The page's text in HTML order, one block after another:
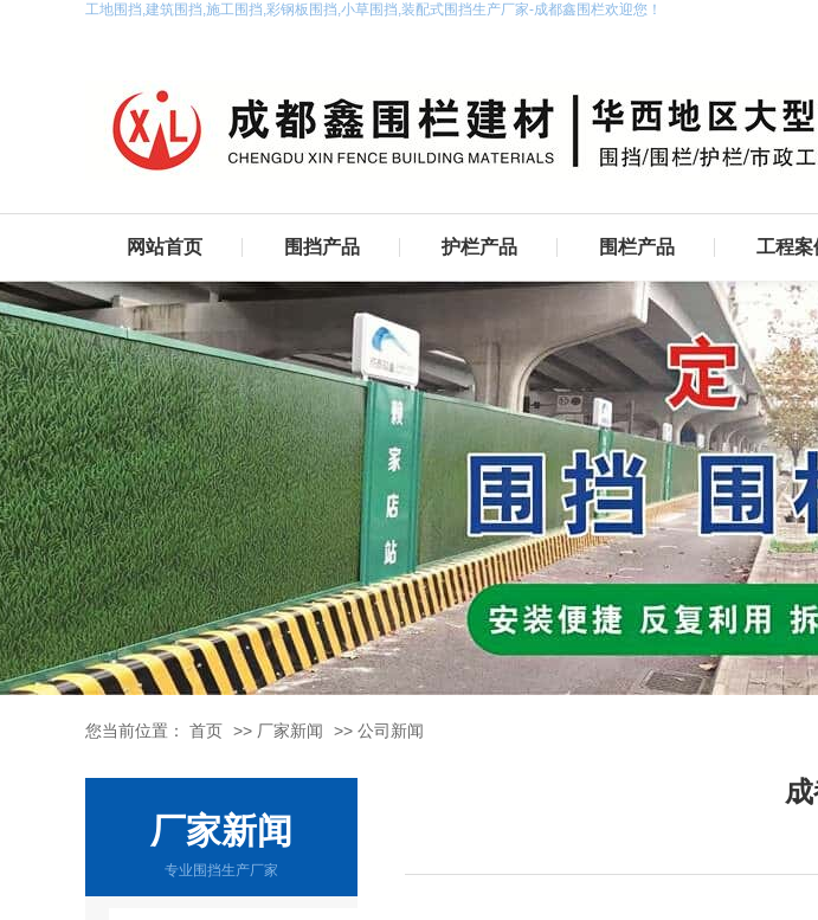
工地围挡,建筑围挡,施工围挡,彩钢板围挡,小草围挡,装配式围挡生产厂家-成都鑫围栏欢迎您！
网站首页 围挡产品 护栏产品 围栏产品 工程案
您当前位置： 首页 >> 厂家新闻 >> 公司新闻
厂家新闻
专业围挡生产厂家